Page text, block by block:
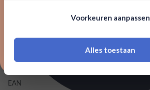
18 jaar of ouder zijn
Inhoud 0,7L
Land van herkomst Barbados
EAN
Voorkeuren aanpassen
Alles toestaan